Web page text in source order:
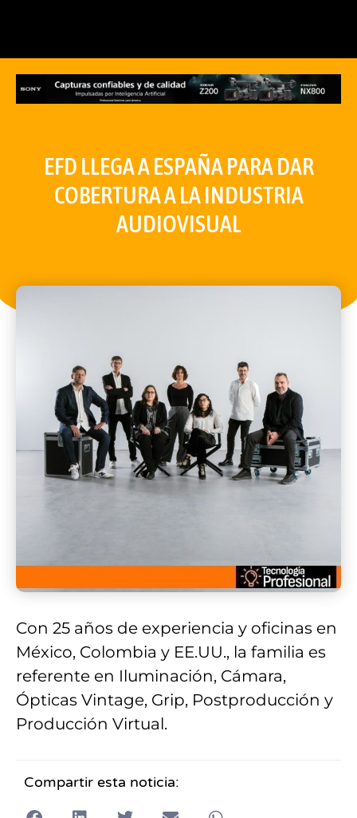
EFD LLEGA A ESPAÑA PARA DAR
COBERTURA A LA INDUSTRIA
AUDIOVISUAL
Con 25 años de experiencia y oficinas en
México, Colombia y EE.UU., la familia es
referente en Iluminación, Cámara,
Ópticas Vintage, Grip, Postproducción y
Producción Virtual.
Compartir esta noticia: